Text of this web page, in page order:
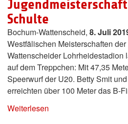
Schulte
Bochum-Wattenscheid, 8. Juli
Westfälischen Meisterschaften
Wattenscheider Lohrheidestadion
auf dem Treppchen: Mit 47,35
Speerwurf der U20. Betty Smit
erreichten über 100 Meter das B-
Weiterlesen